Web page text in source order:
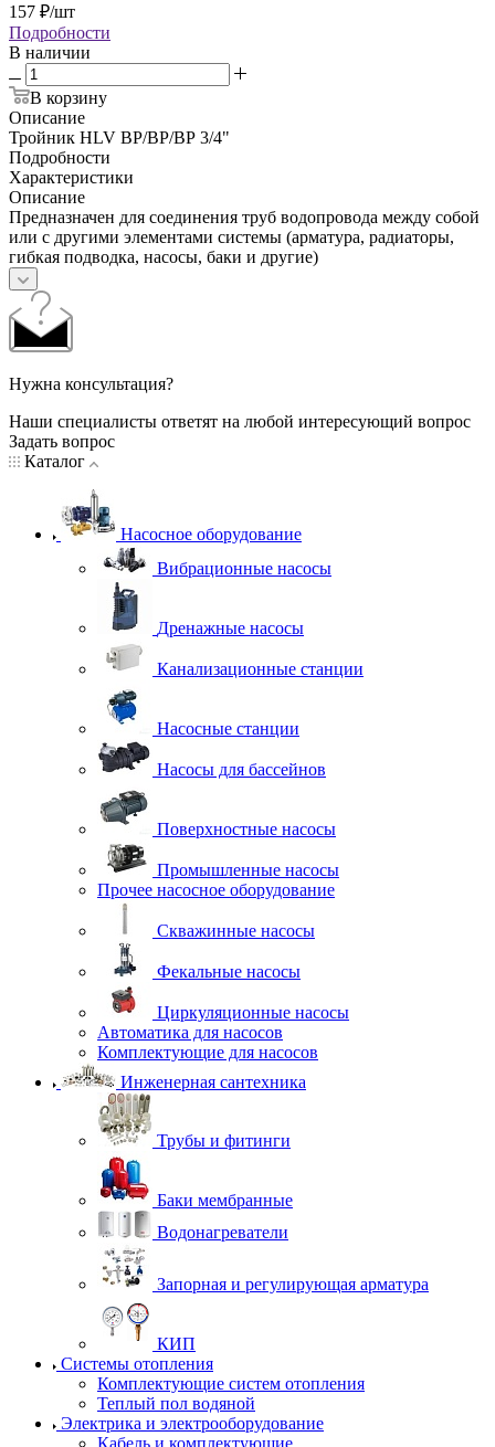
157 ₽/шт
Подробности
В наличии
В корзину
Описание
Тройник HLV ВР/ВР/ВР 3/4"
Подробности
Характеристики
Описание
Предназначен для соединения труб водопровода между собой
или с другими элементами системы (арматура, радиаторы,
гибкая подводка, насосы, баки и другие)
Нужна консультация?
Наши специалисты ответят на любой интересующий вопрос
Задать вопрос
Каталог
Насосное оборудование
Вибрационные насосы
Дренажные насосы
Канализационные станции
Насосные станции
Насосы для бассейнов
Поверхностные насосы
Промышленные насосы
Прочее насосное оборудование
Скважинные насосы
Фекальные насосы
Циркуляционные насосы
Автоматика для насосов
Комплектующие для насосов
Инженерная сантехника
Трубы и фитинги
Баки мембранные
Водонагреватели
Запорная и регулирующая арматура
КИП
Системы отопления
Комплектующие систем отопления
Теплый пол водяной
Электрика и электрооборудование
Кабель и комплектующие